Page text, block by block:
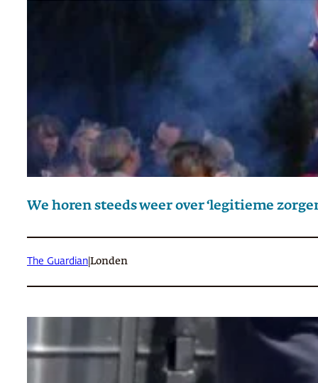
We horen steeds weer over ‘legitieme
The Guardian Londen